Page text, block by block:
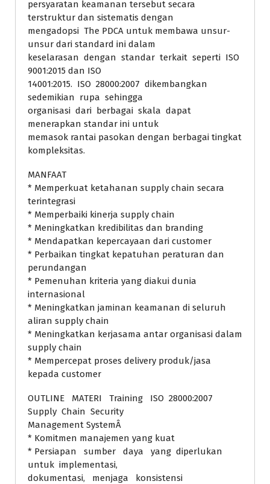
persyaratan keamanan tersebut secara
terstruktur dan sistematis dengan
mengadopsi The PDCA untuk membawa unsur-
unsur dari standard ini dalam
keselarasan dengan standar terkait seperti ISO
9001:2015 dan ISO
14001:2015. ISO 28000:2007 dikembangkan
sedemikian rupa sehingga
organisasi dari berbagai skala dapat
menerapkan standar ini untuk
memasok rantai pasokan dengan berbagai tingkat
kompleksitas.
MANFAAT
* Memperkuat ketahanan supply chain secara
terintegrasi
* Memperbaiki kinerja supply chain
* Meningkatkan kredibilitas dan branding
* Mendapatkan kepercayaan dari customer
* Perbaikan tingkat kepatuhan peraturan dan
perundangan
* Pemenuhan kriteria yang diakui dunia
internasional
* Meningkatkan jaminan keamanan di seluruh
aliran supply chain
* Meningkatkan kerjasama antar organisasi dalam
supply chain
* Mempercepat proses delivery produk/jasa
kepada customer
OUTLINE MATERI Training ISO 28000:2007
Supply Chain Security
Management SystemÂ
* Komitmen manajemen yang kuat
* Persiapan sumber daya yang diperlukan
untuk implementasi,
dokumentasi, menjaga konsistensi